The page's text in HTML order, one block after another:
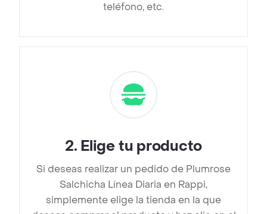
teléfono, etc.
2. Elige tu producto
Si deseas realizar un pedido de Plumrose
Salchicha Línea Diaria en Rappi,
simplemente elige la tienda en la que